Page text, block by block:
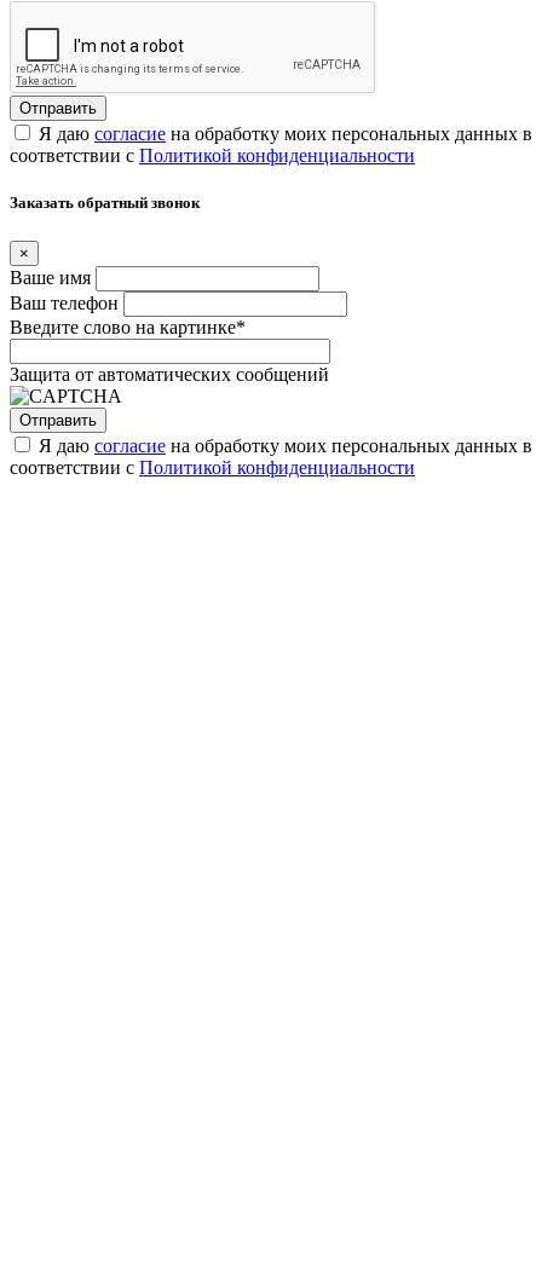
Я даю согласие на обработку моих персональных данных в
соответствии с Политикой конфиденциальности
Заказать обратный звонок
×
Ваше имя
Ваш телефон
Введите слово на картинке*
Защита от автоматических сообщений
Я даю согласие на обработку моих персональных данных в
соответствии с Политикой конфиденциальности